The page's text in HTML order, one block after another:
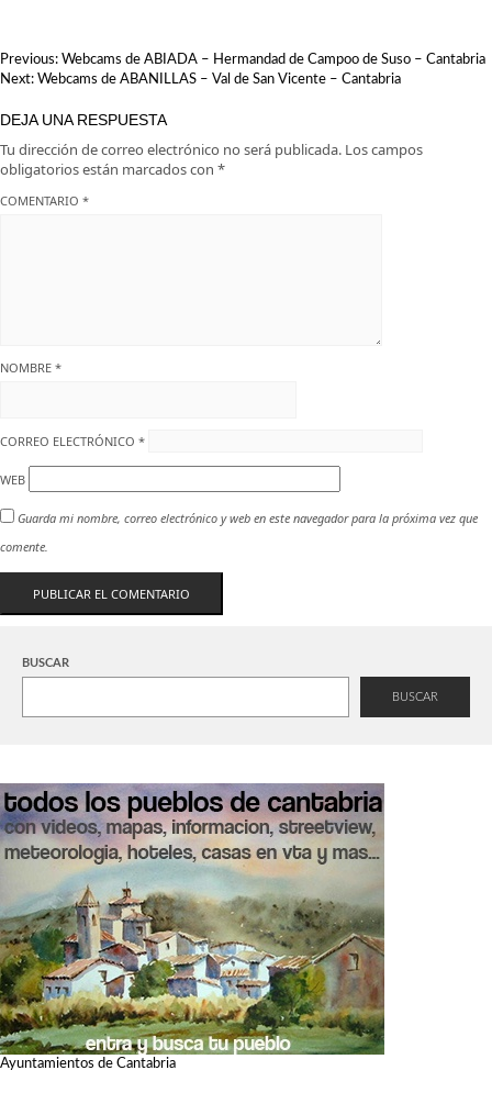
NAVEGACIÓN
DE
Previous: Webcams de ABIADA – Hermandad de Campoo de Suso – Cantabria
Next: Webcams de ABANILLAS – Val de San Vicente – Cantabria
DEJA UNA RESPUESTA
Tu dirección de correo electrónico no será publicada. Los campos
obligatorios están marcados con *
COMENTARIO *
NOMBRE *
CORREO ELECTRÓNICO *
WEB
Guarda mi nombre, correo electrónico y web en este navegador para la próxima vez que
comente.
BUSCAR
BUSCAR
Ayuntamientos de Cantabria